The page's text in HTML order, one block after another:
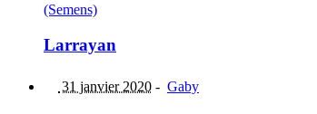
(Semens)
Larrayan
31 janvier 2020 - Gaby